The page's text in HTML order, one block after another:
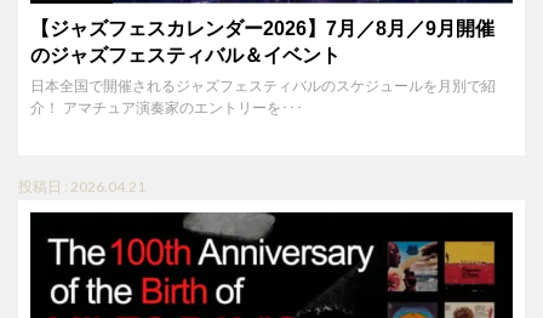
【ジャズフェスカレンダー2026】7月／8月／9月開催
のジャズフェスティバル＆イベント
日本全国で開催されるジャズフェスティバルのスケジュールを月別で紹
介！ アマチュア演奏家のエントリーを･･･
投稿日 : 2026.04.21